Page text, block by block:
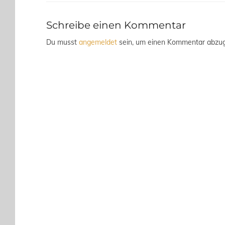
Schreibe einen Kommentar
Du musst angemeldet sein, um einen Kommentar